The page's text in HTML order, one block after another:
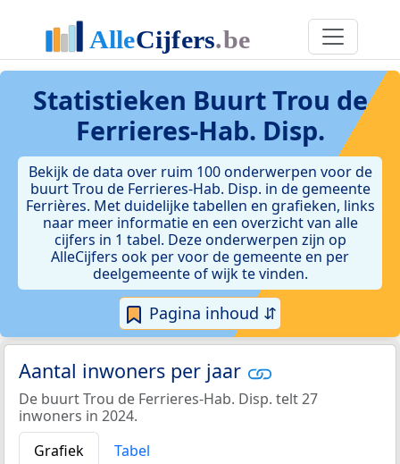
Statistieken Buurt Trou de
Ferrieres-Hab. Disp.
Bekijk de data over ruim 100 onderwerpen voor de
buurt Trou de Ferrieres-Hab. Disp. in de gemeente
Ferrières. Met duidelijke tabellen en grafieken, links
naar meer informatie en een overzicht van alle
cijfers in 1 tabel. Deze onderwerpen zijn op
AlleCijfers ook per voor de gemeente en per
deelgemeente of wijk te vinden.
Pagina inhoud ⇵
Aantal inwoners per jaar
De buurt Trou de Ferrieres-Hab. Disp. telt 27
inwoners in 2024.
Grafiek
Tabel